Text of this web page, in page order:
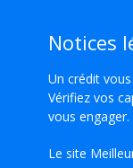
Notices
Un crédit
Vérifiez vos
vous engager.
Le site